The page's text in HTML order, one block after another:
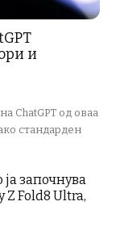
и
ChatGPT од оваа
стандарден
започнува
Z Fold8 Ultra,